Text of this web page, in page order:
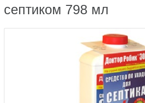
септиком 798 мл